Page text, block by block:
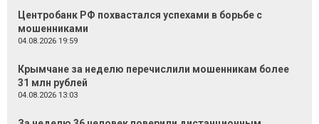
Центробанк РФ похвастался успехами в борьбе с
мошенниками
04.08.2026 19:59
Крымчане за неделю перечислили мошенникам более
31 млн рублей
04.08.2026 13:03